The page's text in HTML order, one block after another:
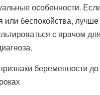
особенности.
или беспокойства, лучше
с врачом
беременности